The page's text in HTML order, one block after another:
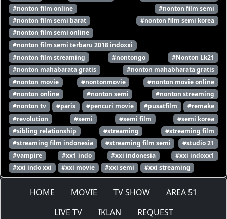
#nonton film online
#nonton film semi
#nonton film semi barat
#nonton film semi korea
#nonton film semi online
#nonton film semi terbaru 2018 indoxxi
#nonton film streaming
#nontongo
#Nonton Lk21
#nonton mahabarata gratis
#nonton mahabharata gratis
#nonton movie
#nontonmovie
#nonton movie online
#nonton online
#nonton semi
#nonton streaming
#nonton tv
#paris #pencuri movie #pusatfilm
#remake
#revolution
#semi #semi film
#semi korea
#sibling relationship
#streaming
#streaming film
#streaming film indonesia
#streaming film semi
#studio 21
#vampire
#xx1 indo #xxi indonesia
#xxi indoxx1
#xxi indo xxi
#xxi movie #xxi semi #xxi streaming
HOME MOVIE TV SHOW
AREA 51
LIVE TV
IKLAN REQUEST